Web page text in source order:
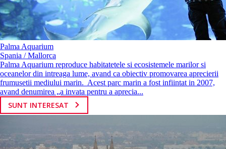
Palma Aquarium
Spania / Mallorca
Palma Aquarium reproduce habitatetele si ecosistemele marilor si
oceanelor din intreaga lume, avand ca obiectiv promovarea aprecierii
frumusetii mediului marin. Acest parc marin a fost infiintat in 2007,
avand denumirea „a invata pentru a aprecia...
SUNT INTERESAT